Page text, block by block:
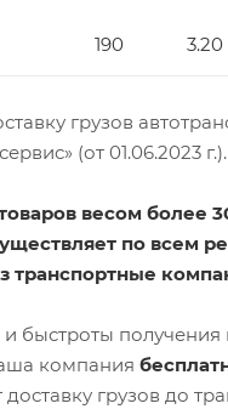
190 3.20
грузов
(от 01.06.2023 г.).
весом более
по всем
транспортные
и быстроты получения
компания
доставку грузов до